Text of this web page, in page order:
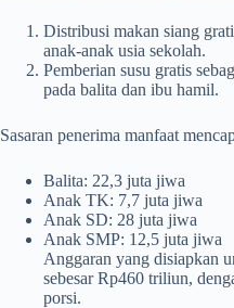
Distribusi makan siang
anak-anak usia sekolah.
Pemberian susu gratis
pada balita dan ibu hamil.
Sasaran penerima manfaat
Balita: 22,3 juta jiwa
Anak TK: 7,7 juta jiwa
Anak SD: 28 juta jiwa
Anak SMP: 12,5 juta jiwa
Anggaran yang disiapkan
sebesar Rp460 triliun,
porsi.